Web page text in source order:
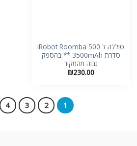
סוללה ל iRobot Roomba 500
סדרת 3500mAh ** בהספק
גבוה מהמקור
₪230.00
1
2
3
4